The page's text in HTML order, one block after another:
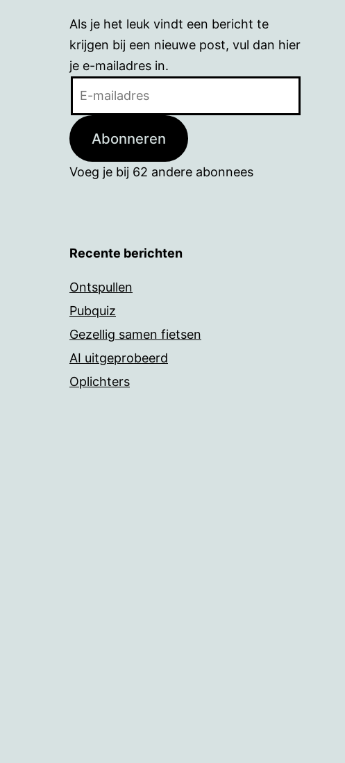
Als je het leuk vindt een bericht te
krijgen bij een nieuwe post, vul dan hier
je e-mailadres in.
Abonneren
Voeg je bij 62 andere abonnees
Recente berichten
Ontspullen
Pubquiz
Gezellig samen fietsen
AI uitgeprobeerd
Oplichters